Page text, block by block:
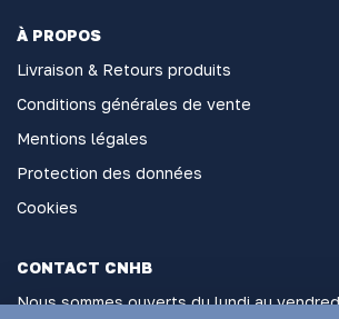
À PROPOS
Livraison & Retours produits
Conditions générales de vente
Mentions légales
Protection des données
Cookies
CONTACT CNHB
Nous sommes ouverts du lundi au